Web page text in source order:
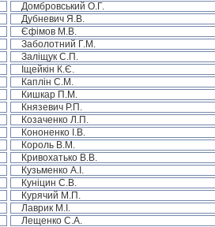
Домбровський О.Г.
Дубневич Я.В.
Єфімов М.В.
Заболотний Г.М.
Заліщук С.П.
Іщейкін К.Є.
Каплін С.М.
Кишкар П.М.
Князевич Р.П.
Козаченко Л.П.
Кононенко І.В.
Король В.М.
Кривохатько В.В.
Кузьменко А.І.
Куніцин С.В.
Курячий М.П.
Лаврик М.І.
Лещенко С.А.